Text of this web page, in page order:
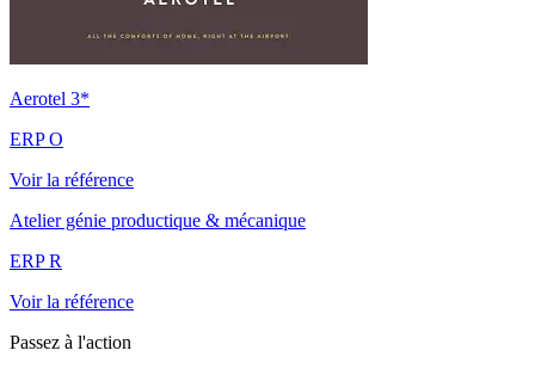
Aerotel 3*
ERP O
Voir la référence
Atelier génie productique & mécanique
ERP R
Voir la référence
Passez à l'action